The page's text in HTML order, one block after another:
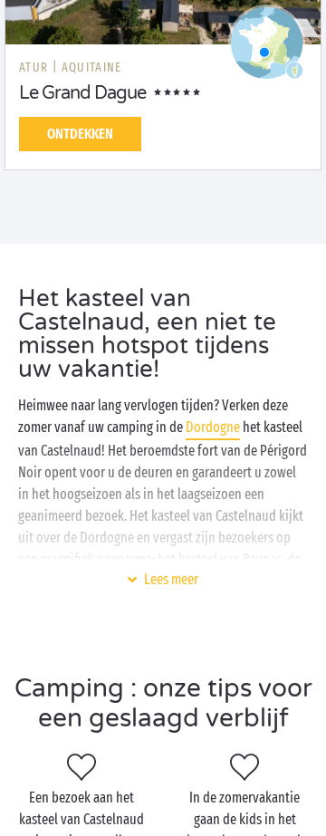
ATUR | AQUITAINE
Le Grand Dague
ONTDEKKEN
Het kasteel van
Castelnaud, een niet te
missen hotspot tijdens
uw vakantie!
Heimwee naar lang vervlogen tijden? Verken deze
zomer vanaf uw camping in de Dordogne het kasteel
van Castelnaud! Het beroemdste fort van de Périgord
Noir opent voor u de deuren en garandeert u zowel
in het hoogseizoen als in het laagseizoen een
geanimeerd bezoek. Het kasteel van Castelnaud kijkt
uit over de Dordogne en vergast zijn bezoekers op
een magnifiek panorama: het kasteel van Beynac, de
tuinen van Marqueyssac, het dorp
onze campings met verwarmde zwembaden en
animatie voor de hele familie. Op het gebied van
comfort stelt uw verblijf u in geen geval teleur: onze
volledig ingerichte
heten u
hartelijk welkom in een ware oase van groen.
Campinggasten die van de
natuur houden, zijn
sowieso weg van onze authentiekekampeerplaatsen
Lees meer
Camping : onze tips voor
een geslaagd verblijf
Een bezoek aan het
kasteel van Castelnaud
In de zomervakantie
gaan de kids in het